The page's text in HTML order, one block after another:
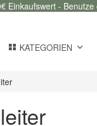
Einkaufswert - Benutze
KATEGORIEN